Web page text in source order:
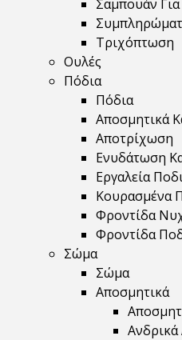
Σαμπουάν
Τριχόπτωση
Ουλές
Πόδια
Πόδια
Αποσμητικά
Αποτρίχωση
Ενυδάτωση
Εργαλεία
Κουρασμένα
Φροντίδα
Φροντίδα
Σώμα
Σώμα
Αποσμητικά